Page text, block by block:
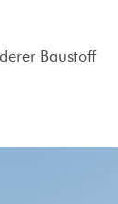
Baustoff